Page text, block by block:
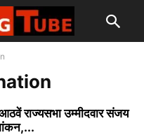
राज्यसभा उम्मीदवार संजय